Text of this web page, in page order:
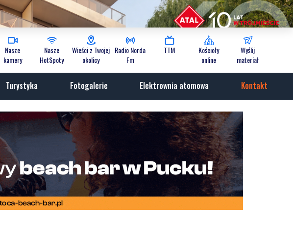
Nasze
kamery
Nasze
HotSpoty
Wieści z Twojej
okolicy
Radio Norda
Fm
TTM
Kościoły
online
Wyślij
materiał
Turystyka Fotogalerie Elektrownia atomowa Kontakt